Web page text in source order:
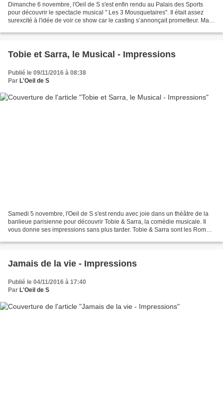
Dimanche 6 novembre, l'Oeil de S s'est enfin rendu au Palais des Sports
pour découvrir le spectacle musical " Les 3 Mousquetaires". Il était assez
surexcité à l'idée de voir ce show car le casting s’annonçait prometteur. Mais
Tobie et Sarra, le Musical - Impressions
Publié le 09/11/2016 à 08:38
Par L'Oeil de S
Samedi 5 novembre, l'Oeil de S s'est rendu avec joie dans un théâtre de la
banlieue parisienne pour découvrir Tobie & Sarra, la comédie musicale. Il
vous donne ses impressions sans plus tarder. Tobie & Sarra sont les Roméo
Jamais de la vie - Impressions
Publié le 04/11/2016 à 17:40
Par L'Oeil de S